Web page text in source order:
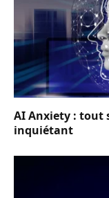
AI Anxiety : tout
inquiétant